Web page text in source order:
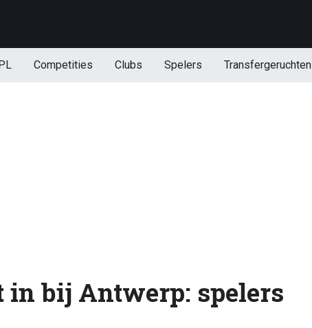
Competities Clubs Spelers Transfergeruchten
in bij Antwerp: spelers